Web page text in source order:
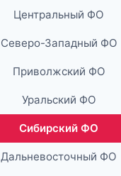
Центральный ФО
Северо-Западный ФО
Приволжский ФО
Уральский ФО
Сибирский ФО
Дальневосточный ФО